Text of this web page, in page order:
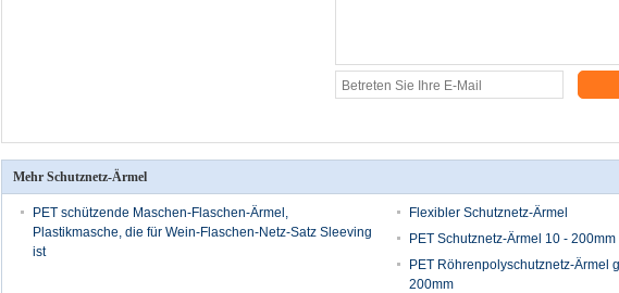
Mehr Schutznetz-Ärmel
PET schützende Maschen-Flaschen-Ärmel,
Plastikmasche, die für Wein-Flaschen-Netz-Satz Sleeving
ist
Flexibler Schutznetz-Ärmel
PET Schutznetz-Ärmel 10 - 200mm
PET Röhrenpolyschutznetz-Ärmel
200mm